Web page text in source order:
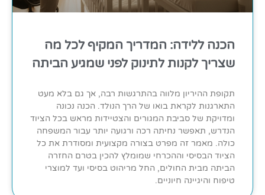
הכנה ללידה: המדריך המקיף לכל מה
שצריך לקנות לתינוק לפני שמגיע הביתה
תקופת ההיריון מלווה בהתרגשות רבה, אך גם בלא מעט
התארגנות לקראת בואו של הרך הנולד. הכנה נכונה
ומדויקת של סביבת המגורים והצטיידות מראש בכל הציוד
הנדרש, תאפשר נחיתה רכה ורגועה יותר עבור המשפחה
כולה. מאמר זה מפרט בצורה מקצועית ומסודרת את כל
הציוד הבסיסי וההכרחי שמומלץ להכין בטרם החזרה
הביתה מבית החולים, החל מריהוט בסיסי ועד למוצרי
טיפוח והיגיינה חיוניים.